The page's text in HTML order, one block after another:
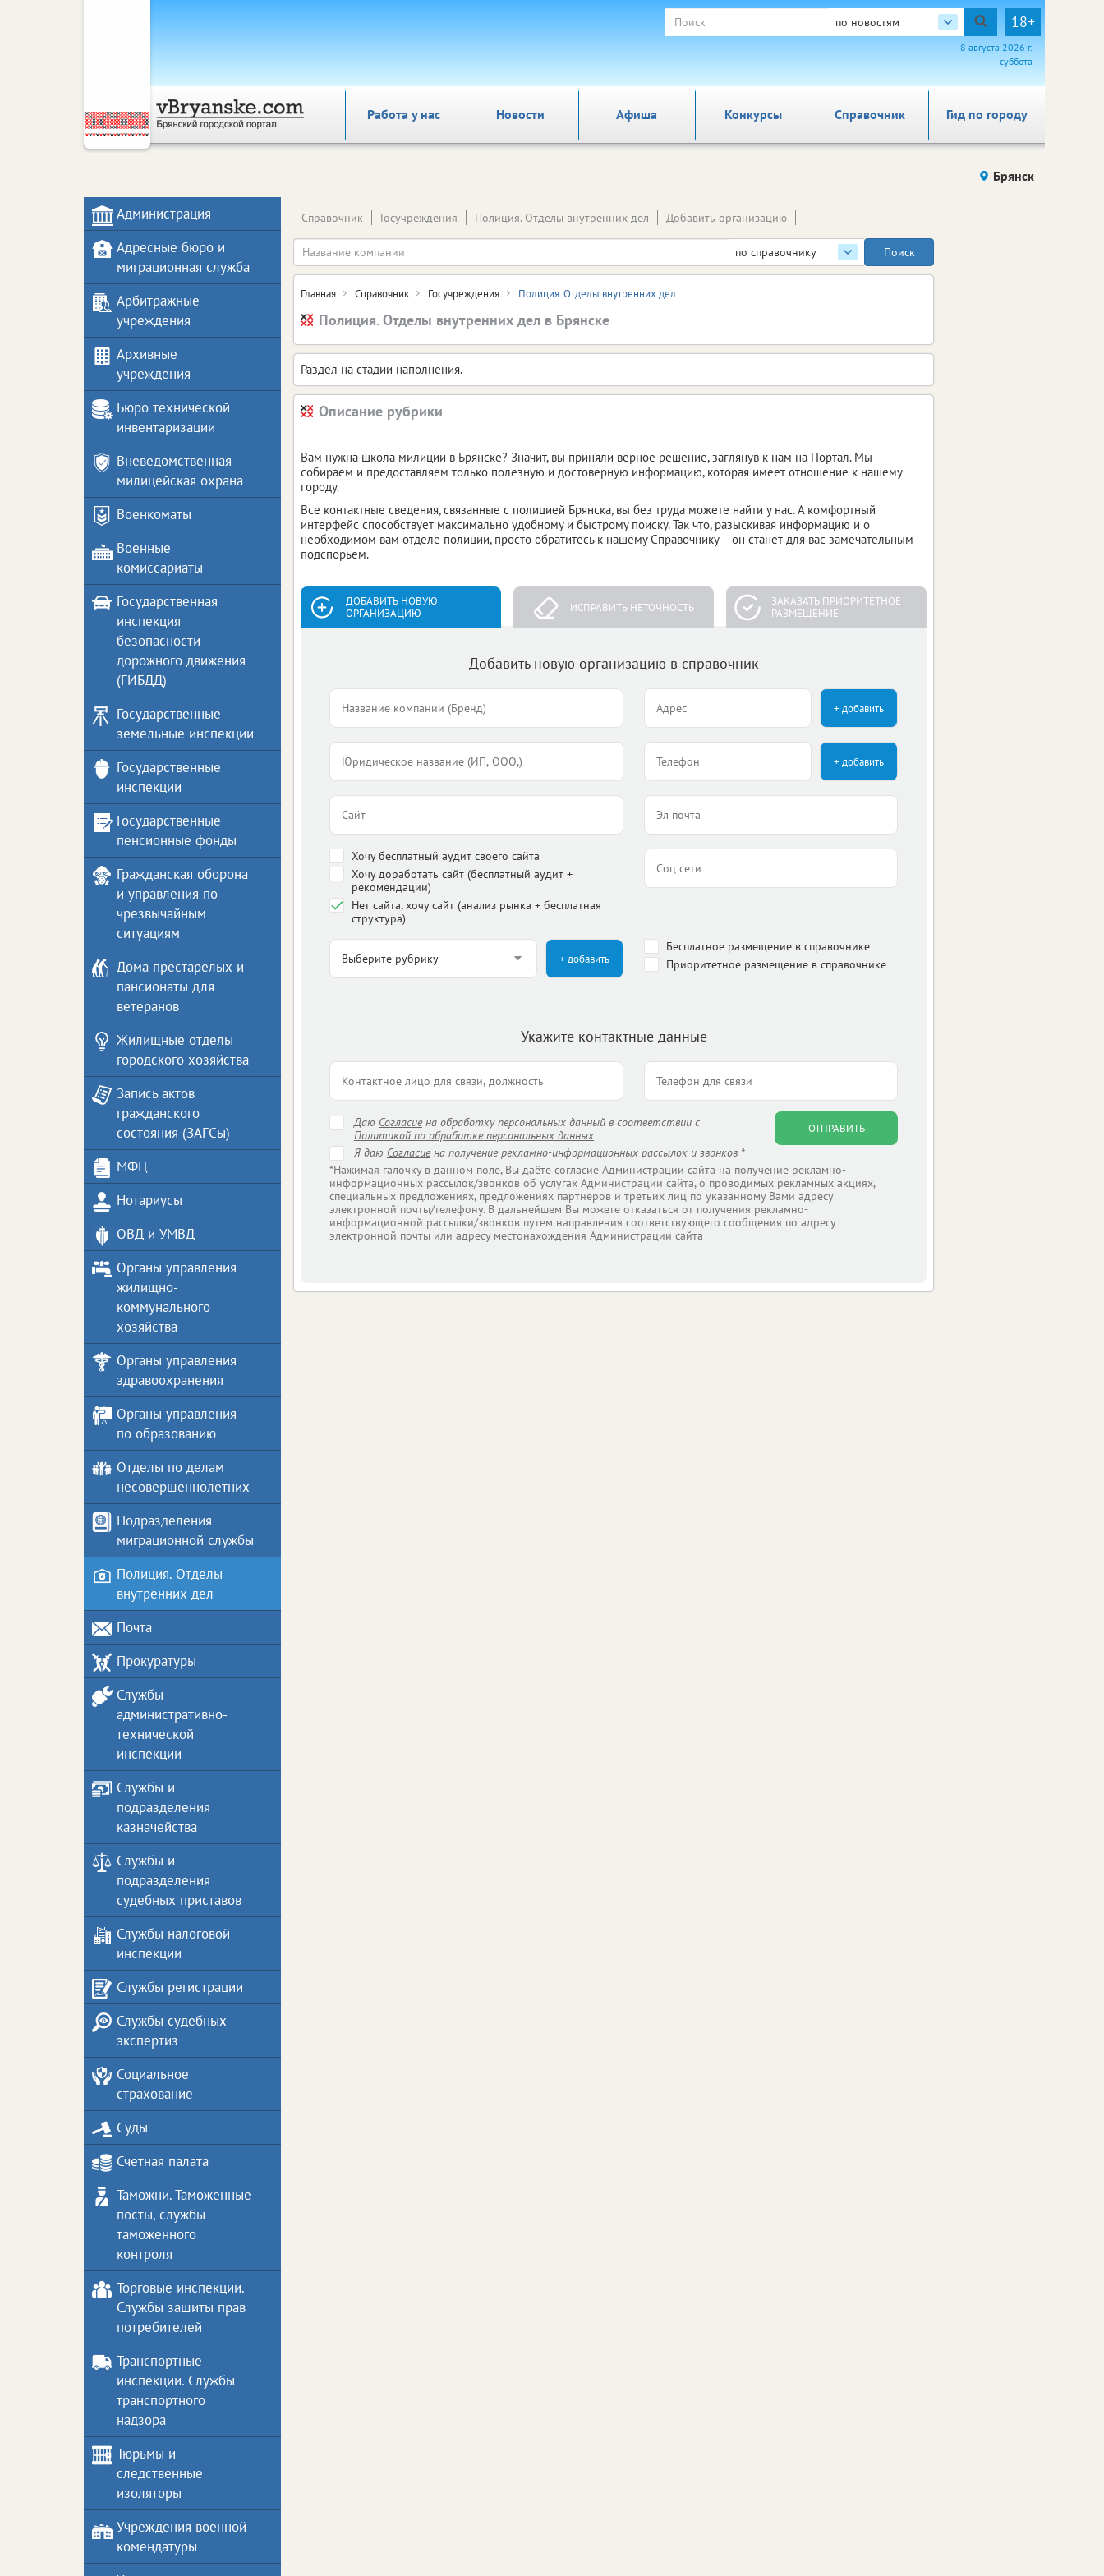
по новостям 18+
8 августа 2026 г.
суббота
Работа у нас Новости Афиша Справочник Гид по городу
Конкурсы
Брянск
по справочнику
Справочник Госучреждения Полиция. Отделы внутренних дел Добавить организацию
Главная Справочник Госучреждения Полиция. Отделы внутренних дел
Полиция. Отделы внутренних дел в Брянске
Раздел на стадии наполнения.
Описание рубрики
Вам нужна школа милиции в Брянске? Значит, вы приняли верное решение, заглянув к нам на Портал. Мы
собираем и предоставляем только полезную и достоверную информацию, которая имеет отношение к нашему
городу.
Все контактные сведения, связанные с полицией Брянска, вы без труда можете найти у нас. А комфортный
интерфейс способствует максимально удобному и быстрому поиску. Так что, разыскивая информацию и о
необходимом вам отделе полиции, просто обратитесь к нашему Справочнику – он станет для вас замечательным
подспорьем.
ДОБАВИТЬ НОВУЮ
ОРГАНИЗАЦИЮ
ИСПРАВИТЬ НЕТОЧНОСТЬ
ЗАКАЗАТЬ ПРИОРИТЕТНОЕ
РАЗМЕЩЕНИЕ
Добавить новую организацию в справочник
+ добавить
+ добавить
Хочу бесплатный аудит своего сайта
Хочу доработать сайт (бесплатный аудит +
рекомендации)
Нет сайта, хочу сайт (анализ рынка + бесплатная
структура)
+ добавить
Бесплатное размещение в справочнике
Приоритетное размещение в справочнике
Укажите контактные данные
Даю Согласиена обработку персональных данный в соответствии с
Политикой по обработке персональных данных
ОТПРАВИТЬ
Я даю Согласиена получение рекламно-информационных рассылок и звонков *
*Нажимая галочку в данном поле, Вы даёте согласие Администрации сайта на получение рекламно-
информационных рассылок/звонков об услугах Администрации сайта, о проводимых рекламных акциях,
специальных предложениях, предложениях партнеров и третьих лиц по указанному Вами адресу
электронной почты/телефону. В дальнейшем Вы можете отказаться от получения рекламно-
информационной рассылки/звонков путем направления соответствующего сообщения по адресу
электронной почты или адресу местонахождения Администрации сайта
Администрация
Адресные бюро и
миграционная служба
Арбитражные
учреждения
Архивные
учреждения
Бюро технической
инвентаризации
Вневедомственная
милицейская охрана
Военкоматы
Военные
комиссариаты
Государственная
инспекция
безопасности
дорожного движения
(ГИБДД)
Государственные
земельные инспекции
Государственные
инспекции
Государственные
пенсионные фонды
Гражданская оборона
и управления по
чрезвычайным
ситуациям
Дома престарелых и
пансионаты для
ветеранов
Жилищные отделы
городского хозяйства
Запись актов
гражданского
состояния (ЗАГСы)
МФЦ
Нотариусы
ОВД и УMВД
Органы управления
жилищно-
коммунального
хозяйства
Органы управления
здравоохранения
Органы управления
по образованию
Отделы по делам
несовершеннолетних
Подразделения
миграционной службы
Полиция. Отделы
внутренних дел
Почта
Прокуратуры
Службы
административно-
технической
инспекции
Службы и
подразделения
казначейства
Службы и
подразделения
судебных приставов
Службы налоговой
инспекции
Службы регистрации
Службы судебных
экспертиз
Социальное
страхование
Суды
Счетная палата
Таможни. Таможенные
посты, службы
таможенного
контроля
Торговые инспекции.
Службы зашиты прав
потребителей
Транспортные
инспекции. Службы
транспортного
надзора
Тюрьмы и
следственные
изоляторы
Учреждения военной
комендатуры